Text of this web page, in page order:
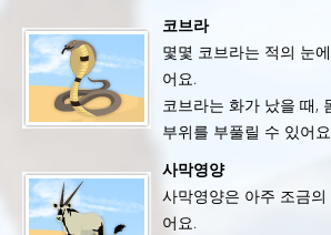
코브라
몇몇 코브라는 적의 눈
어요.
코브라는 화가 났을 때,
부위를 부풀릴 수 있어
사막영양
사막영양은 아주 조금
어요.